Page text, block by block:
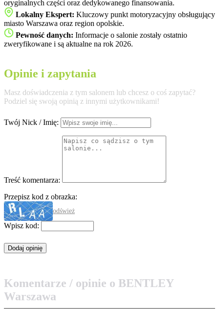
oryginalnych części oraz dedykowanego finansowania.
Lokalny Ekspert: Kluczowy punkt motoryzacyjny obsługujący
miasto Warszawa oraz region opolskie.
Pewność danych: Informacje o salonie zostały ostatnio
zweryfikowane i są aktualne na rok 2026.
Opinie i zapytania
Masz doświadczenia z tym salonem lub chcesz o coś zapytać?
Podziel się swoją opinią z innymi użytkownikami!
Twój Nick / Imię:
Treść komentarza:
Przepisz kod z obrazka:
odśwież
Wpisz kod:
Komentarze / opinie o BENTLEY
Warszawa